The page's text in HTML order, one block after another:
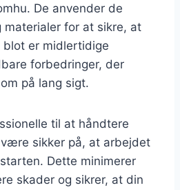
De anvender de
materialer for at sikre, at
blot er midlertidige
forbedringer, der
på lang sigt.
til at håndtere
sikker på, at arbejdet
Dette minimerer
skader og sikrer, at din